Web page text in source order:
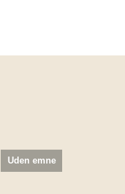
Uden emne